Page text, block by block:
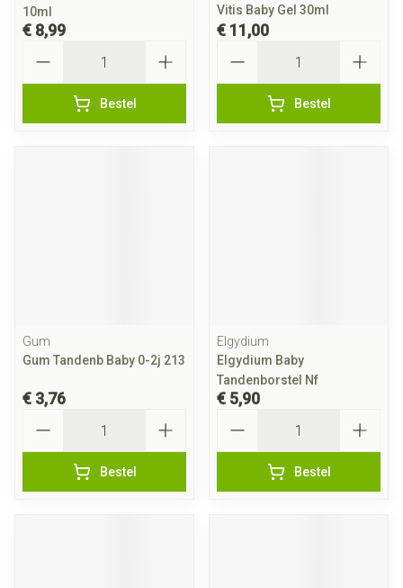
10ml
€ 8,99
Bestel
Vitis Baby Gel 30ml
€ 11,00
Bestel
Gum
Gum Tandenb Baby 0-2j 213
€ 3,76
Bestel
Elgydium
Elgydium Baby
Tandenborstel Nf
€ 5,90
Bestel